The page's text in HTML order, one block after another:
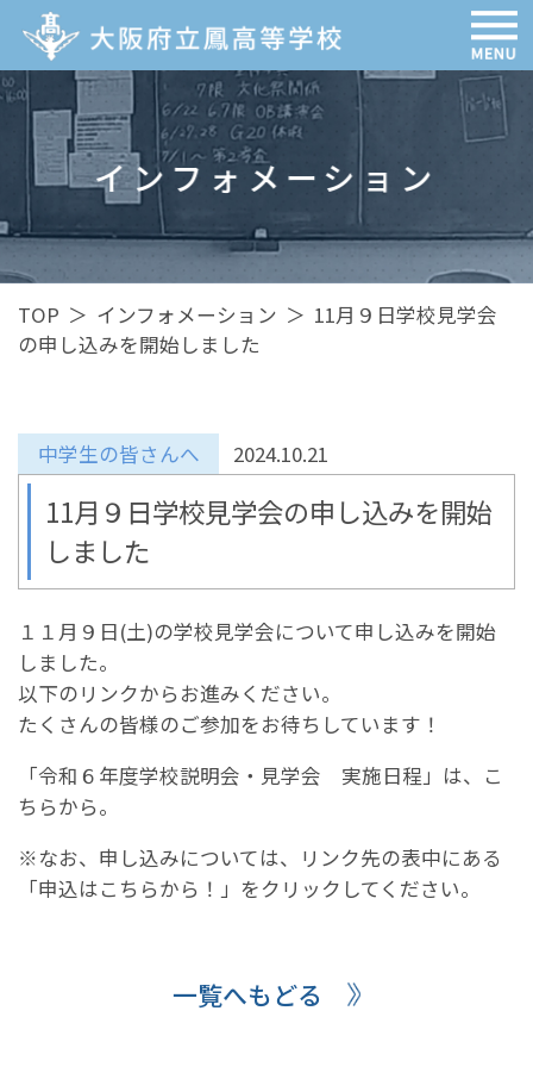
インフォメーション
TOP ＞ インフォメーション ＞ 11月９日学校見学会
の申し込みを開始しました
中学生の皆さんへ 2024.10.21
11月９日学校見学会の申し込みを開始
しました
１１月９日(土)の学校見学会について申し込みを開始
しました。
以下のリンクからお進みください。
たくさんの皆様のご参加をお待ちしています！
「令和６年度学校説明会・見学会 実施日程」 は、こ
ちらから。
※なお、申し込みについては、リンク先の表中にある
「申込はこちらから！」をクリックしてください。
一覧へもどる